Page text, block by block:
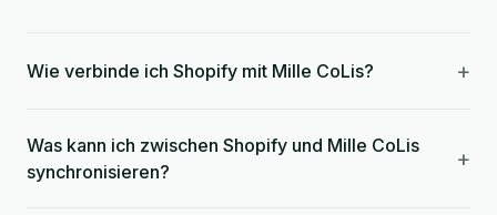
Wie verbinde ich Shopify mit Mille CoLis? +
Was kann ich zwischen Shopify und Mille CoLis
synchronisieren?
+